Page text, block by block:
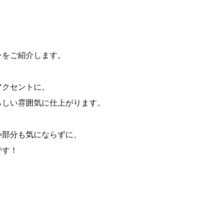
ご紹介します。
セントに。
い雰囲気に仕上がります。
分も気にならずに、
！